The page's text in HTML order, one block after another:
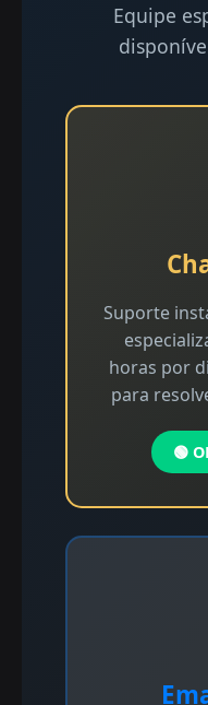
Equipe
Suporte
horas por
para
🟢